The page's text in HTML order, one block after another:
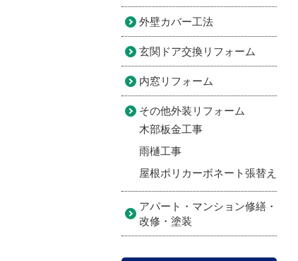
外壁カバー工法
玄関ドア交換リフォーム
内窓リフォーム
その他外装リフォーム
木部板金工事
雨樋工事
屋根ポリカーボネート張替え
アパート・マンション修繕・
改修・塗装